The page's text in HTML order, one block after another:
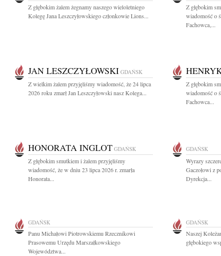
Z głębokim żalem żegnamy naszego wieloletniego
Kolegę Jana Leszczyłowskiego członkowie Lions...
Z głębokim
wiadomość o
Fachowca,...
JAN LESZCZYŁOWSKI GDAŃSK
Z wielkim żalem przyjęliśmy wiadomość, że 24 lipca
2026 roku zmarł Jan Leszczyłowski nasz Kolega...
Z głębokim
wiadomość o
Fachowca...
HONORATA INGLOT GDAŃSK
Z głębokim smutkiem i żalem przyjęliśmy
wiadomość, że w dniu 23 lipca 2026 r. zmarła
Honorata...
GDAŃSK
Wyrazy
Gaczołowi z
Dyrekcja...
GDAŃSK
Panu Michałowi Piotrowskiemu Rzecznikowi
Prasowemu Urzędu Marszałkowskiego
Województwa...
GDAŃSK
Naszej
głębokiego